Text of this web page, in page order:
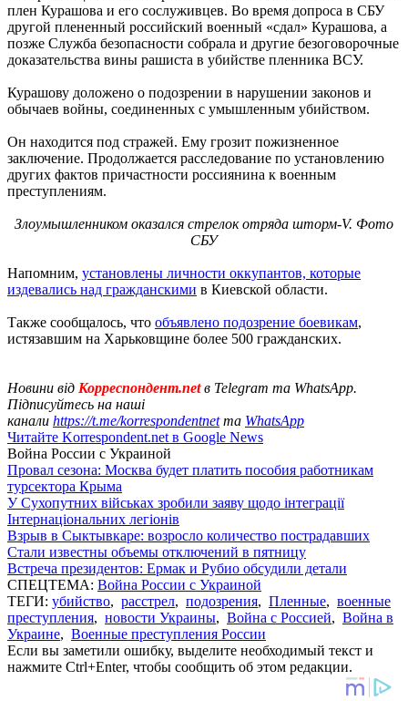
плен Курашова и его сослуживцев. Во время допроса в СБУ
другой плененный российский военный «сдал» Курашова, а
позже Служба безопасности собрала и другие безоговорочные
доказательства вины рашиста в убийстве пленника ВСУ.
Курашову доложено о подозрении в нарушении законов и
обычаев войны, соединенных с умышленным убийством.
Он находится под стражей. Ему грозит пожизненное
заключение. Продолжается расследование по установлению
других фактов причастности россиянина к военным
преступлениям.
Злоумышленником оказался стрелок отряда шторм-V. Фото
СБУ
Напомним, установлены личности оккупантов, которые
издевались над гражданскими в Киевской области.
Также сообщалось, что объявлено подозрение боевикам,
истязавшим на Харьковщине более 500 гражданских.
Новини від Корреспондент.netв Telegram та WhatsApp.
Підписуйтесь на наші
канали https://t.me/korrespondentnetта WhatsApp
Читайте Korrespondent.net в Google News
Война России с Украиной
Провал сезона: Москва будет платить пособия работникам
турсектора Крыма
У Сухопутних військах зробили заяву щодо інтеграції
Інтернаціональних легіонів
Взрыв в Сыктывкаре: возросло количество пострадавших
Стали известны объемы отключений в пятницу
Встреча президентов: Ермак и Рубио обсудили детали
СПЕЦТЕМА: Война России с Украиной
ТЕГИ: убийство, расстрел, подозрения, Пленные, военные
преступления, новости Украины, Война с Россией, Война в
Украине, Военные преступления России
Если вы заметили ошибку, выделите необходимый текст и
нажмите Ctrl+Enter, чтобы сообщить об этом редакции.